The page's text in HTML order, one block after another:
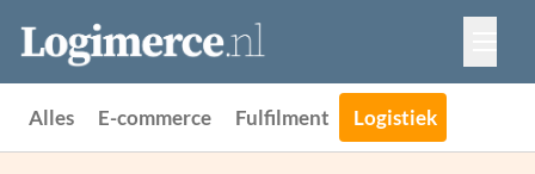
Vacatures
Events
Alles E-commerce Fulfilment Logistiek